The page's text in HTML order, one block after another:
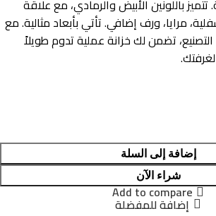
باللونين الأبيض والرمادي، مع علاقة
3 أرفف سفلية، مرايا، ورف إضافي. تأتي بأبعاد مثالية. مع
تضمن لك خزانة عملية تدوم طويلاً
إضافة إلى السلة
شراء الآن
Add to compare
إضافة للمفضلة